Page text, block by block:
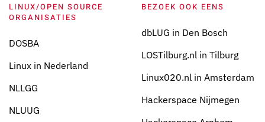
LINUX/OPEN SOURCE
ORGANISATIES
DOSBA
Linux in Nederland
NLLGG
NLUUG
BEZOEK OOK EENS
dbLUG in Den Bosch
LOSTilburg.nl in Tilburg
Linux020.nl in Amsterdam
Hackerspace Nijmegen